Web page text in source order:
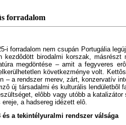
forradalom
i forradalom nem csupán Portugália
kezdôdött birodalmi korszak,
megdöntése – amit a fegyveres
következménye volt.
– a rendszer merev, zárt, konzervatív
új társadalmi és kulturális
elôbb vagy utóbb a
a hadsereg idézett elô.
a tekintélyuralmi rendszer válsága